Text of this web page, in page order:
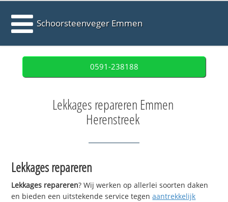
Schoorsteenveger Emmen
0591-238188
Lekkages repareren Emmen
Herenstreek
Lekkages repareren
Lekkages repareren? Wij werken op allerlei soorten daken
en bieden een uitstekende service tegenaantrekkelijk